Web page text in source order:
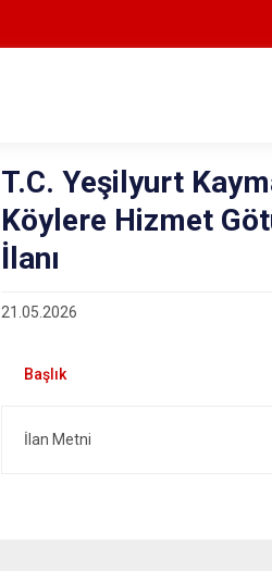
T.C. Yeşilyurt
Köylere Hizmet
İlanı
21.05.2026
İlan Metni